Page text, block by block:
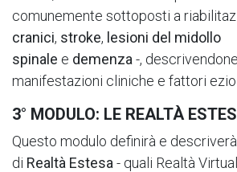
comunemente sottoposti a
cranici, stroke, lesioni del midollo
spinale e demenza -,
manifestazioni cliniche e fattori
3° MODULO: LE REALTÀ
Questo modulo definirà e
di Realtà Estesa - quali Realtà